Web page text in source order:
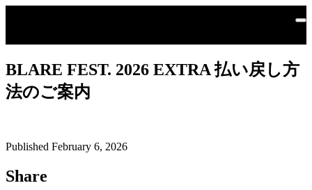
BLARE FEST. 2026 EXTRA 払い戻し方
法のご案内
Published February 6, 2026
Share